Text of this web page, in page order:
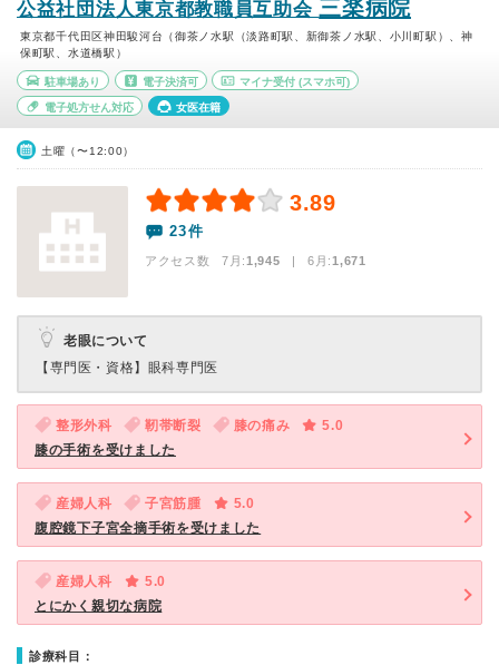
公益社団法人東京都教職員互助会三楽病院
東京都千代田区神田駿河台（御茶ノ水駅（淡路町駅、新御茶ノ水駅、小川町駅）、神
保町駅、水道橋駅）
駐車場あり 電子決済可 マイナ受付 (スマホ可)
電子処方せん対応 女医在籍
土曜（〜12:00）
3.89
23件
アクセス数 7月:1,945 | 6月:1,671
老眼について
【専門医・資格】 眼科専門医
整形外科 靭帯断裂 膝の痛み
5.0
膝の手術を受けました
産婦人科 子宮筋腫
5.0
腹腔鏡下子宮全摘手術を受けました
産婦人科
5.0
とにかく親切な病院
診療科目：